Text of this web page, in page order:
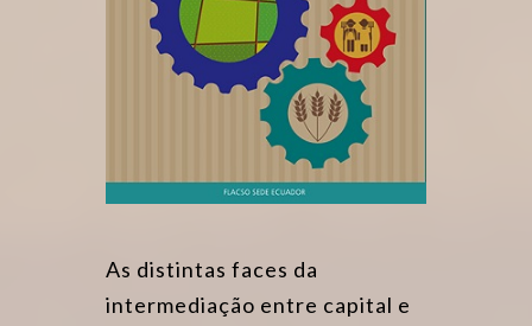
As distintas faces da
intermediação entre capital e